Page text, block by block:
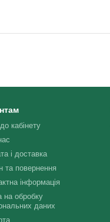
кабінету
і доставка
та повернення
інформація
на обробку
даних